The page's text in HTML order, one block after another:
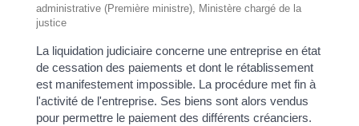
administrative (Première ministre), Ministère chargé de la
justice
La liquidation judiciaire concerne une entreprise en état
de cessation des paiements et dont le rétablissement
est manifestement impossible. La procédure met fin à
l'activité de l'entreprise. Ses biens sont alors vendus
pour permettre le paiement des différents créanciers.